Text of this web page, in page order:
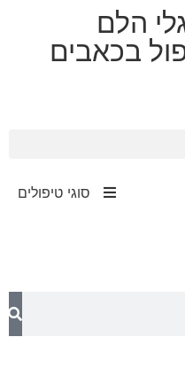
הלם
בכאבים
סוגי טיפולים